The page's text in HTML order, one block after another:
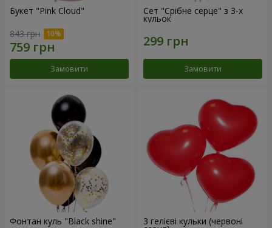
Букет "Pink Cloud"
843 грн
Замовити
Сет "Срібне серце" з 3-х
кульок
Замовити
Фонтан куль "Black shine" 3 гелієві кульки (червоні